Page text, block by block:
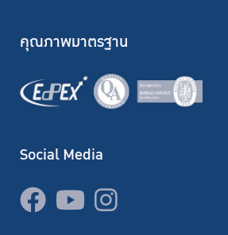
คุณภาพมาตรฐาน
Social Media